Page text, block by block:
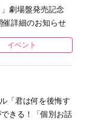
劇場盤発売記念
詳細のお知らせ
イベント
「君は何を後悔す
きる！「個別お話